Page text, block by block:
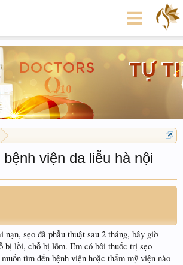
viện da liễu hà nội
nạn, sẹo đã phẫu thuật sau 2 tháng, bây giờ
bị lồi, chỗ bị lõm. Em có bôi thuốc trị sẹo
tìm đến bệnh viện hoặc thẩm mỹ viện nào